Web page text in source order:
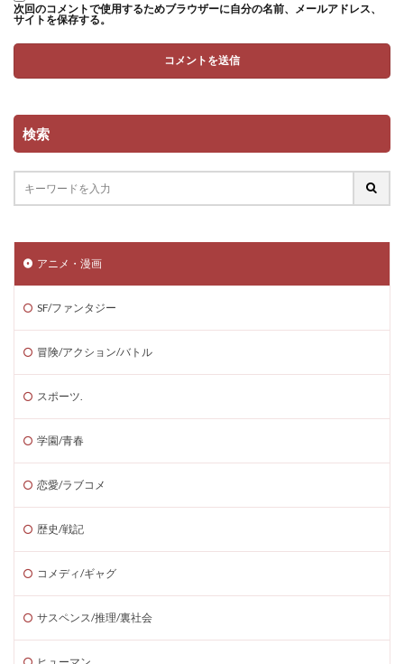
次回のコメントで使用するためブラウザーに自分の名前、メールアドレス、
サイトを保存する。
検索
アニメ・漫画
SF/ファンタジー
冒険/アクション/バトル
スポーツ.
学園/青春
恋愛/ラブコメ
歴史/戦記
コメディ/ギャグ
サスペンス/推理/裏社会